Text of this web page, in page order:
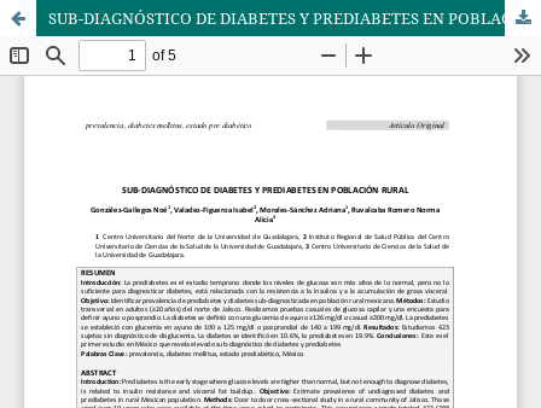
SUB-DIAGNÓSTICO DE DIABETES Y PREDIABETES EN POBLACIÓN RURAL